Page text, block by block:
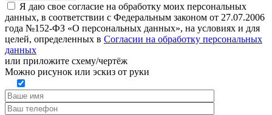
Я даю свое согласие на обработку моих персональных
данных, в соответствии с Федеральным законом от 27.07.2006
года №152-ФЗ «О персональных данных», на условиях и для
целей, определенных в Согласии на обработку персональных
данных
или приложите схему/чертёж
Можно рисунок или эскиз от руки